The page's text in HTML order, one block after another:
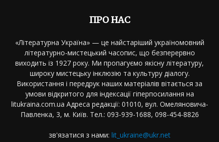
ПРО НАС
«Літературна Україна» — це найстаріший україномовний
літературно-мистецький часопис, що безперервно
виходить із 1927 року. Ми пропагуємо якісну літературу,
широку мистецьку інклюзію та культуру діалогу.
Використання і передрук наших матеріалів вітається за
умови відкритого для індексації гіперпосилання на
litukraina.com.ua Адреса редакції: 01010, вул. Омеляновича-
Павленка, 3, м. Київ. Тел.: 093-939-1688, 098-454-8826
зв'язатися з нами: lit_ukraine@ukr.net